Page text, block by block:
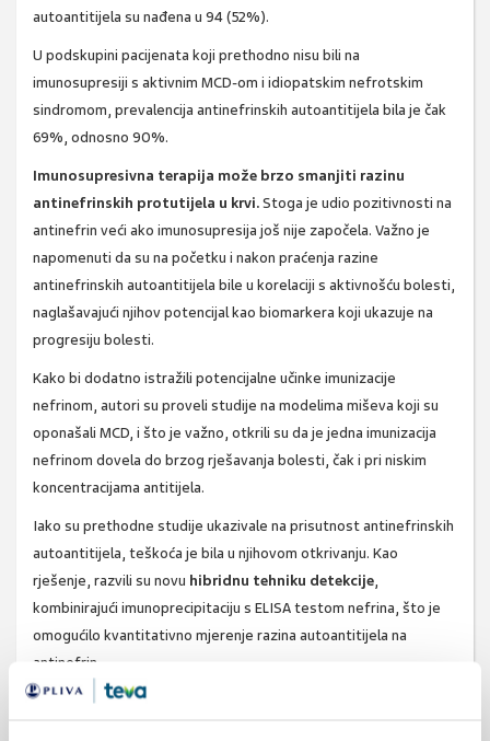
autoantitijela su nađena u 94 (52%).
U podskupini pacijenata koji prethodno nisu bili na
imunosupresiji s aktivnim MCD-om i idiopatskim nefrotskim
sindromom, prevalencija antinefrinskih autoantitijela bila je čak
69%, odnosno 90%.
Imunosupresivna terapija može brzo smanjiti razinu
antinefrinskih protutijela u krvi.Stoga je udio pozitivnosti na
antinefrin veći ako imunosupresija još nije započela. Važno je
napomenuti da su na početku i nakon praćenja razine
antinefrinskih autoantitijela bile u korelaciji s aktivnošću bolesti,
naglašavajući njihov potencijal kao biomarkera koji ukazuje na
progresiju bolesti.
Kako bi dodatno istražili potencijalne učinke imunizacije
nefrinom, autori su proveli studije na modelima miševa koji su
oponašali MCD, i što je važno, otkrili su da je jedna imunizacija
nefrinom dovela do brzog rješavanja bolesti, čak i pri niskim
koncentracijama antitijela.
Iako su prethodne studije ukazivale na prisutnost antinefrinskih
autoantitijela, teškoća je bila u njihovom otkrivanju. Kao
rješenje, razvili su novu hibridnu tehniku ​​detekcije,
kombinirajući imunoprecipitaciju s ELISA testom nefrina, što je
omogućilo kvantitativno mjerenje razina autoantitijela na
antinefrin.
Jaka korelacija između aktivnosti bolesti i detekcije